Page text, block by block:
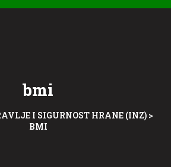
bmi
I SIGURNOST HRANE (INZ)>
BMI